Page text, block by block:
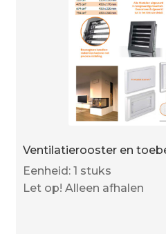
Ventilatierooster en
Eenheid: 1 stuks
Let op! Alleen afhalen